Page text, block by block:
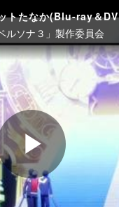
トたなか(Blu-ray＆
ルソナ３」製作委員会
Play